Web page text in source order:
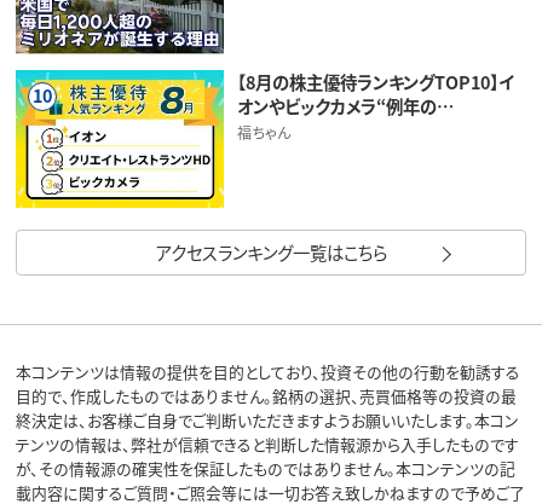
10
【8月の株主優待ランキングTOP10】イ
オンやビックカメラ“例年の…
福ちゃん
アクセスランキング一覧はこちら
本コンテンツは情報の提供を目的としており、投資その他の行動を勧誘する
目的で、作成したものではありません。銘柄の選択、売買価格等の投資の最
終決定は、お客様ご自身でご判断いただきますようお願いいたします。本コン
テンツの情報は、弊社が信頼できると判断した情報源から入手したものです
が、その情報源の確実性を保証したものではありません。本コンテンツの記
載内容に関するご質問・ご照会等には一切お答え致しかねますので予めご了